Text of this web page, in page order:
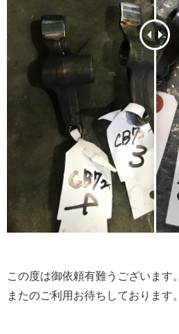
この度は御依頼有難うございます。
またのご利用お待ちしております。